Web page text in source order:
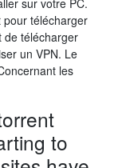
sur votre PC.
télécharger
de télécharger
un VPN. Le
les
to